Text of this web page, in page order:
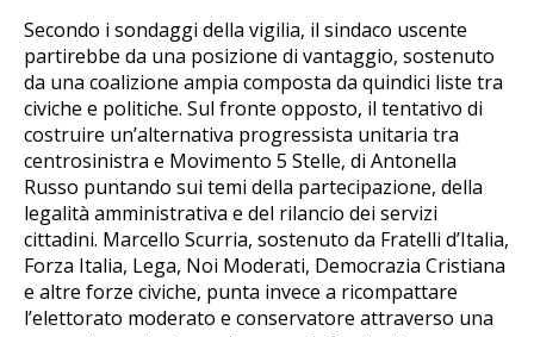
Secondo i sondaggi della vigilia, il sindaco uscente
partirebbe da una posizione di vantaggio, sostenuto
da una coalizione ampia composta da quindici liste tra
civiche e politiche. Sul fronte opposto, il tentativo di
costruire un’alternativa progressista unitaria tra
centrosinistra e Movimento 5 Stelle, di Antonella
Russo puntando sui temi della partecipazione, della
legalità amministrativa e del rilancio dei servizi
cittadini. Marcello Scurria, sostenuto da Fratelli d’Italia,
Forza Italia, Lega, Noi Moderati, Democrazia Cristiana
e altre forze civiche, punta invece a ricompattare
l’elettorato moderato e conservatore attraverso una